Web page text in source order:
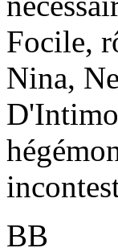
Focile,
Nina,
BB